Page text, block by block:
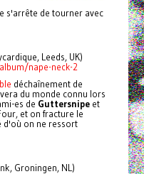
s'arrête de tourner avec
Leeds, UK)
nape-neck-2
déchaînement de
du monde connu lors
es de Guttersnipeet
et on fracture le
d'où on ne ressort
Groningen, NL)